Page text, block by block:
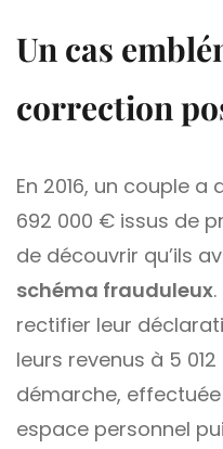
Un cas
correction
En 2016, un couple
692 000 € issus de
de découvrir qu’ils
schéma frauduleux
rectifier leur
leurs revenus à 5
démarche,
espace personnel